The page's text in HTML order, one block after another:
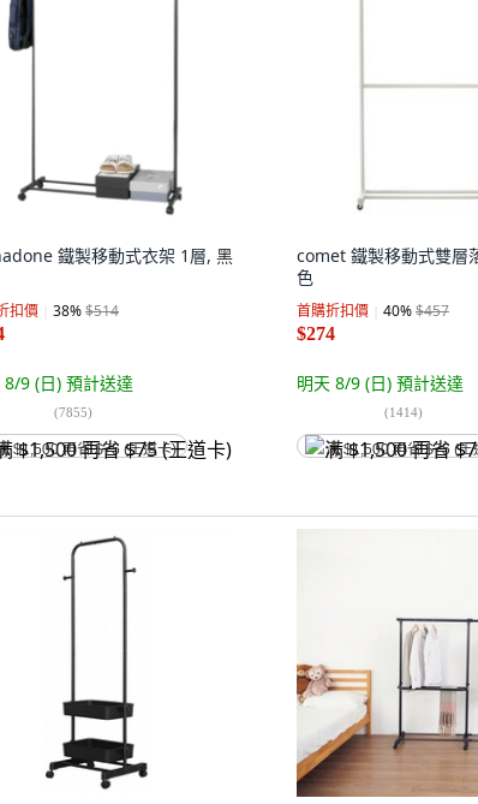
鐵製移動式衣架 1層, 黑
扣價 38%$514
8/9 (日) 預計送達
(7855)
$1,500 再省 $75 (王道卡)
comet 鐵製移動式雙層
色
首購折扣價 40%$457
$274
明天 8/9 (日) 預計送達
(1414)
满 $1,500 再省 $75 (王